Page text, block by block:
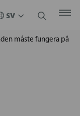
måste fungera på